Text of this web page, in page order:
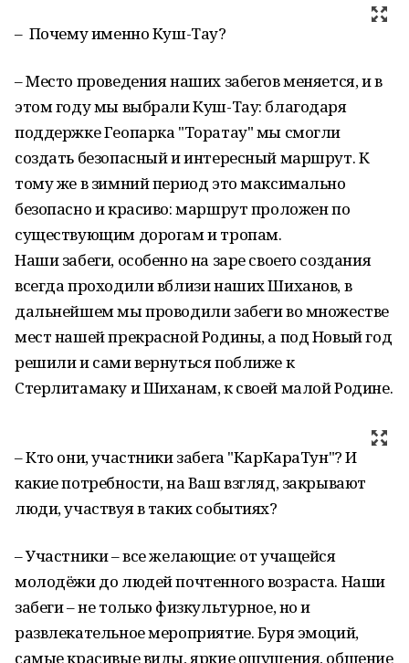
– Почему именно Куш-Тау?
– Место проведения наших забегов меняется, и в
этом году мы выбрали Куш-Тау: благодаря
поддержке Геопарка "Торатау" мы смогли
создать безопасный и интересный маршрут. К
тому же в зимний период это максимально
безопасно и красиво: маршрут проложен по
существующим дорогам и тропам.
Наши забеги, особенно на заре своего создания
всегда проходили вблизи наших Шиханов, в
дальнейшем мы проводили забеги во множестве
мест нашей прекрасной Родины, а под Новый год
решили и сами вернуться поближе к
Стерлитамаку и Шиханам, к своей малой Родине.
– Кто они, участники забега "КарКараТун"? И
какие потребности, на Ваш взгляд, закрывают
люди, участвуя в таких событиях?
– Участники – все желающие: от учащейся
молодёжи до людей почтенного возраста. Наши
забеги – не только физкультурное, но и
развлекательное мероприятие. Буря эмоций,
самые красивые виды, яркие ощущения, общение